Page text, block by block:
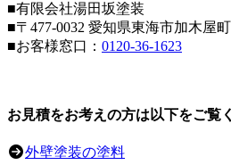
■有限会社湯田坂塗装
■〒 477-0032 愛知県東海市加木屋
■お客様窓口： 0120-36-1623
お見積をお考えの方は以下をご覧
外壁塗装の塗料